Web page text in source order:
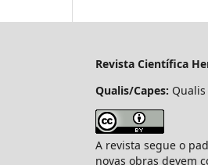
Revista Científica
Qualis/Capes:
A revista segue o
novas obras devem